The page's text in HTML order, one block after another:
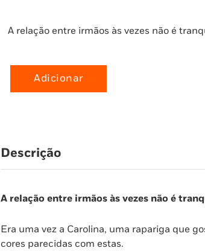
A relação entre irmãos às vezes não é
Quantidade
É…
Adicionar
Descrição
A relação entre irmãos às vezes não é
Era uma vez a Carolina, uma rapariga que
cores parecidas com estas.